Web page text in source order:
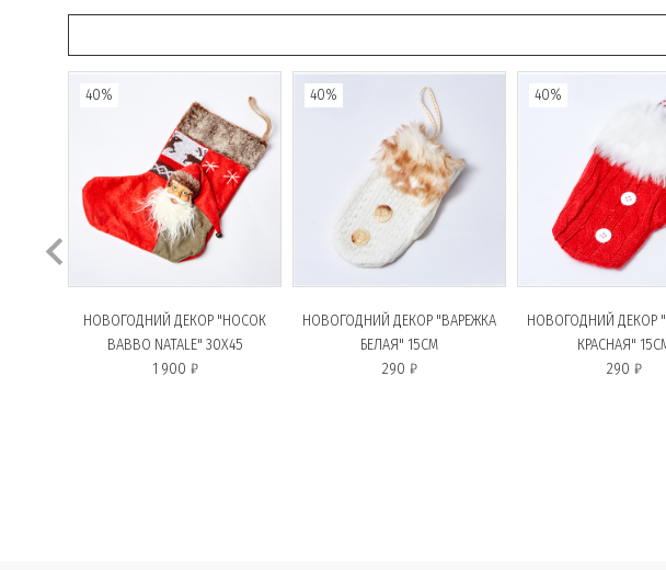
40%
НОВОГОДНИЙ ДЕКОР "НОСОК
BABBO NATALE" 30X45
1 900 ₽
40%
НОВОГОДНИЙ ДЕКОР "ВАРЕЖКА
БЕЛАЯ" 15CM
290 ₽
40%
НОВОГОДНИЙ ДЕКОР
КРАСНАЯ"
290 ₽